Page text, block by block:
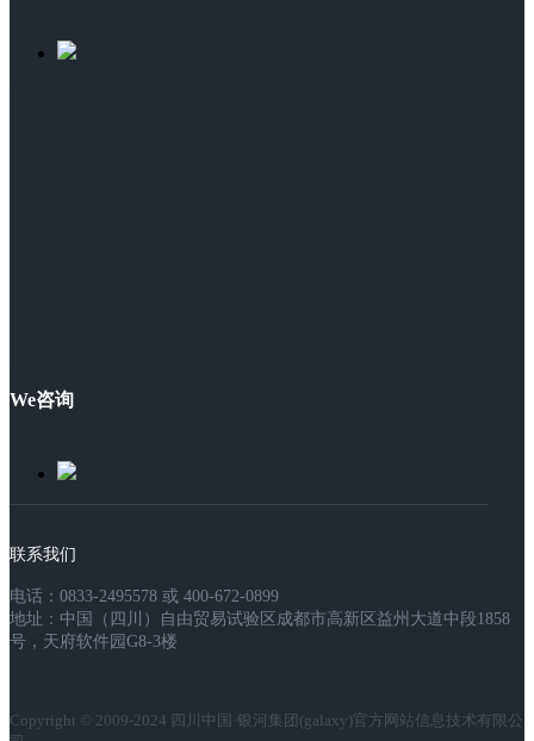
We咨询
联系我们
电话：0833-2495578 或 400-672-0899
地址：中国（四川）自由贸易试验区成都市高新区益州大道中段1858
号，天府软件园G8-3楼
Copyright © 2009-2024 四川中国·银河集团(galaxy)官方网站信息技术有限公